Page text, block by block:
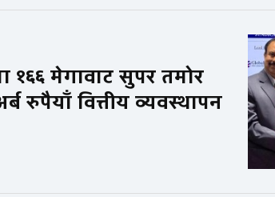
मेगावाट सुपर तमोर
रुपैयाँ वित्तीय व्यवस्थापन